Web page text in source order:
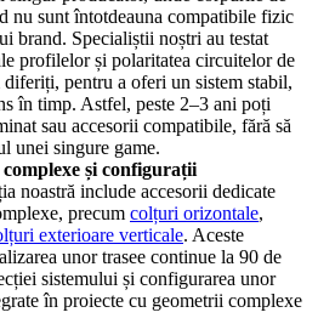
nu sunt întotdeauna compatibile fizic
brand. Specialiștii noștri au testat
profilelor și polaritatea circuitelor de
pentru a oferi un sistem stabil,
în timp. Astfel, peste 2–3 ani poți
sau accesorii compatibile, fără să
unei singure game.
și configurații
noastră include accesorii dedicate
precum colțuri orizontale,
exterioare verticale. Aceste
unor trasee continue la 90 de
sistemului și configurarea unor
în proiecte cu geometrii complexe